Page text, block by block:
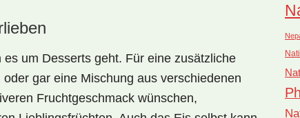
um Desserts geht. Für eine zusätzliche
gar eine Mischung aus verschiedenen
Fruchtgeschmack wünschen,